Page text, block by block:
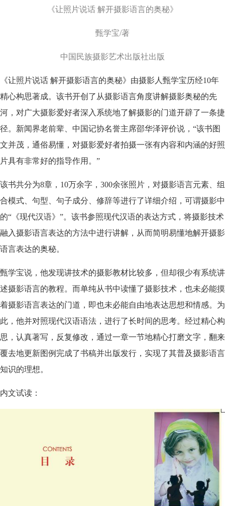
《让照片说话 解开摄影语言的奥秘》
甄学宝/著
中国民族摄影艺术出版社出版
《让照片说话 解开摄影语言的奥秘》 由摄影人甄学宝历经10年
精心构思著成。该书开创了从摄影语言角度讲解摄影奥秘的先
河，对广大摄影爱好者深入系统地了解摄影的门道开辟了一条捷
径。 新闻界老前辈、中国记协名誉主席邵华泽评价说，“该书图
文并茂，通俗易懂，对摄影爱好者拍摄一张有内容和内涵的好照
片具有非常好的指导作用。”
该书共分为8章，10万余字，300余张照片，对摄影语言元素、组
合模式、句型、句子成分、修辞等进行了详细介绍，可谓摄影中
的“《现代汉语》”。该书参照现代汉语的表达方式，将摄影技术
融入摄影语言表达的方法中进行讲解，从而简明易懂地解开摄影
语言表达的奥秘。
甄学宝说，他发现讲技术的摄影教材比较多，但却很少有系统讲
述摄影语言的教程。而单纯从书中读懂了摄影技术，也未必能摸
着摄影语言表达的门道，即也未必能自由地表达思想和情感。为
此，他并对照现代汉语语法，进行了长时间的思考。经过精心构
思，认真著写，反复修改，通过一章一节地精心打磨文字，翻来
覆去地更新图例完成了书稿并出版发行，实现了其普及摄影语言
知识的理想。
内文试读：